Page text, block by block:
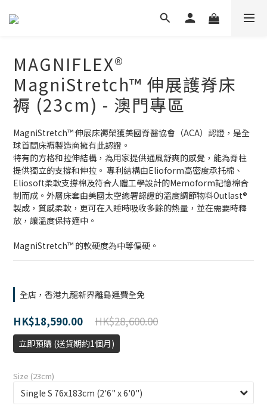
MAGNIFLEX®
MagniStretch™ 伸展護脊床
褥 (23cm) - 澳門專區
MagniStretch™ 伸展床褥榮獲美國脊醫協會（ACA）認證，是全
球首間床褥製造商擁有此認證。
特有的方格和拉伸結構，為用家提供通風舒爽的感覺，能為脊柱
提供獨立的支撐和伸拉。 專利結構由Elioform高密度承托棉、
Eliosoft柔軟支撐棉及符合人體工學設計的Memoform記憶棉合
制而成。外層床套由美國太空總署認證的溫度調節物料Outlast®
製成，質感柔軟，更可在入睡時吸收多餘的熱量，並在需要時釋
放，讓溫度保持適中。
MagniStretch™ 的軟硬度為中等偏硬。
全店，香港九龍新界離島運費全免
HK$28,600.00
HK$18,590.00
立即預購 (送貨期約1個月)
Size (23cm)